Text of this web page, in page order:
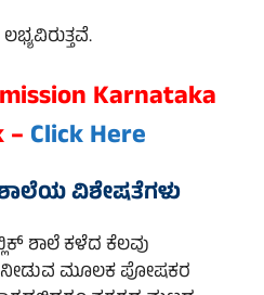
Karnataka
Click Here
ವಿಶೇಷತೆಗಳು
ಶಾಲೆ ಕಳೆದ ಕೆಲವು
ನೀಡುವ ಮೂಲಕ ಪೋಷಕರ